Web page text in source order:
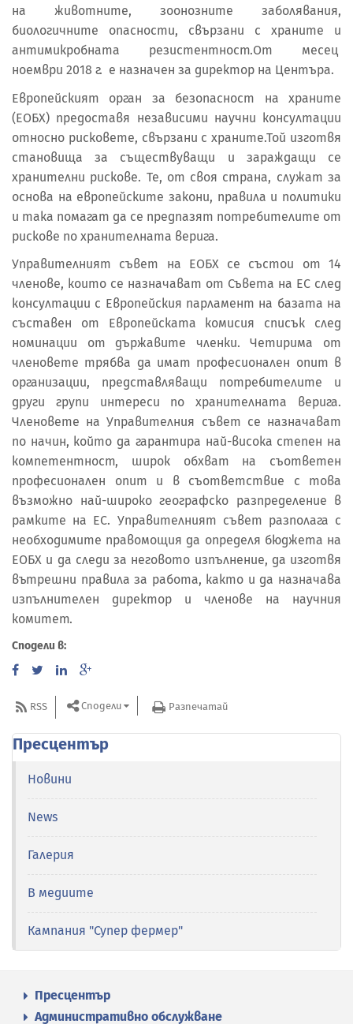
на животните, зоонозните заболявания,
биологичните опасности, свързани с храните и
антимикробната резистентност.От месец
ноември 2018 г. е назначен за директор на Центъра.
Европейският орган за безопасност на храните
(ЕОБХ) предоставя независими научни консултации
относно рисковете, свързани с храните.Той изготвя
становища за съществуващи и зараждащи се
хранителни рискове. Те, от своя страна, служат за
основа на европейските закони, правила и политики
и така помагат да се предпазят потребителите от
рискове по хранителната верига.
Управителният съвет на ЕОБХ се състои от 14
членове, които се назначават от Съвета на ЕС след
консултации с Европейския парламент на базата на
съставен от Европейската комисия списък след
номинации от държавите членки. Четирима от
членовете трябва да имат професионален опит в
организации, представляващи потребителите и
други групи интереси по хранителната верига.
Членовете на Управителния съвет се назначават
по начин, който да гарантира най-висока степен на
компетентност, широк обхват на съответен
професионален опит и в съответствие с това
възможно най-широко географско разпределение в
рамките на ЕС. Управителният съвет разполага с
необходимите правомощия да определя бюджета на
ЕОБХ и да следи за неговото изпълнение, да изготвя
вътрешни правила за работа, както и да назначава
изпълнителен директор и членове на научния
комитет.
Сподели в:
RSS Сподели Разпечатай
Пресцентър
Новини
News
Галерия
В медиите
Кампания "Супер фермер"
Пресцентър
Административно обслужване